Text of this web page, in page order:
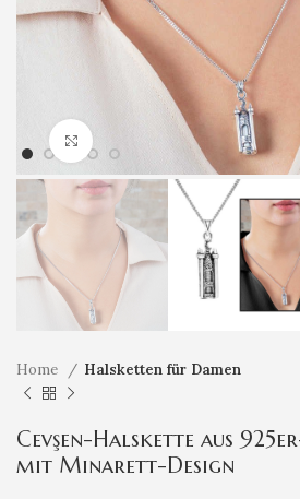
Klicken um zu vergrößern
Home Halsketten für Damen
Cevşen-Halskette aus
mit Minarett-Design